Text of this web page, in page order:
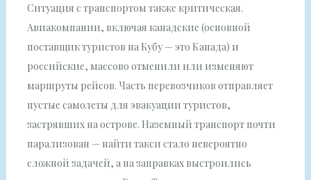
Ситуация с транспортом также критическая.
Авиакомпании, включая канадские (основной
поставщик туристов на Кубу — это Канада) и
российские, массово отменили или изменяют
маршруты рейсов. Часть перевозчиков отправляет
пустые самолеты для эвакуации туристов,
застрявших на острове. Наземный транспорт почти
парализован — найти такси стало невероятно
сложной задачей, а на заправках выстроились